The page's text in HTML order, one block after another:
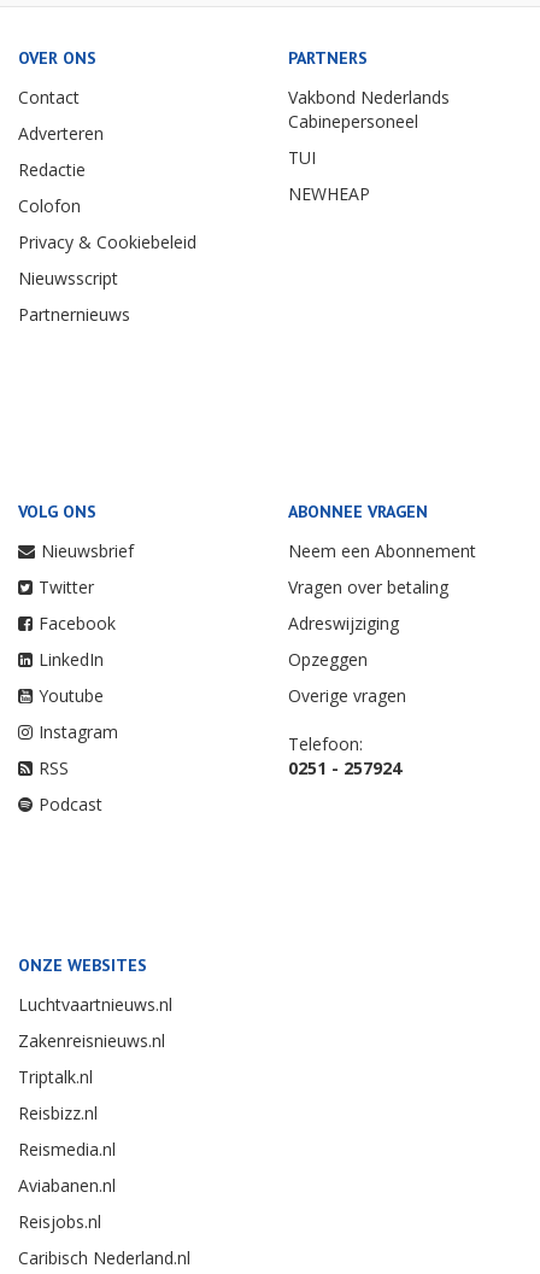
OVER ONS
Contact
Adverteren
Redactie
Colofon
Privacy & Cookiebeleid
Nieuwsscript
Partnernieuws
PARTNERS
Vakbond Nederlands
Cabinepersoneel
TUI
NEWHEAP
VOLG ONS
Nieuwsbrief
Twitter
Facebook
LinkedIn
Youtube
Instagram
RSS
Podcast
ABONNEE VRAGEN
Neem een Abonnement
Vragen over betaling
Adreswijziging
Opzeggen
Overige vragen
Telefoon:
0251 - 257924
ONZE WEBSITES
Luchtvaartnieuws.nl
Zakenreisnieuws.nl
Triptalk.nl
Reisbizz.nl
Reismedia.nl
Aviabanen.nl
Reisjobs.nl
Caribisch Nederland.nl